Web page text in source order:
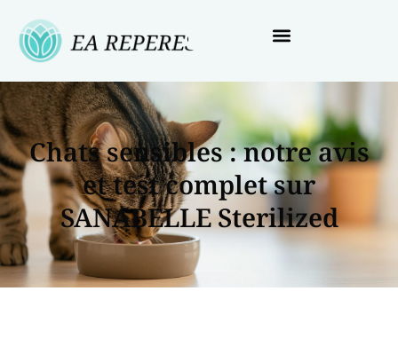
Chats sensibles : notre avis
et test complet sur
SANABELLE Sterilized